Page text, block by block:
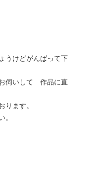
うけどがんばって下
伺いして 作品に直
ます。
。